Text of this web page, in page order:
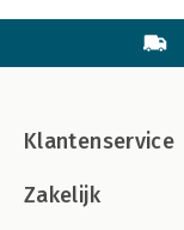
Klantenservice
Zakelijk